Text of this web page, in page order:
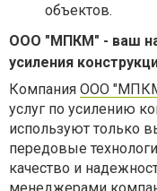
объектов.
ООО "МПКМ" - ваш
усиления
Компания ООО
услуг по усилению
используют только
передовые
качество и
менеджерами